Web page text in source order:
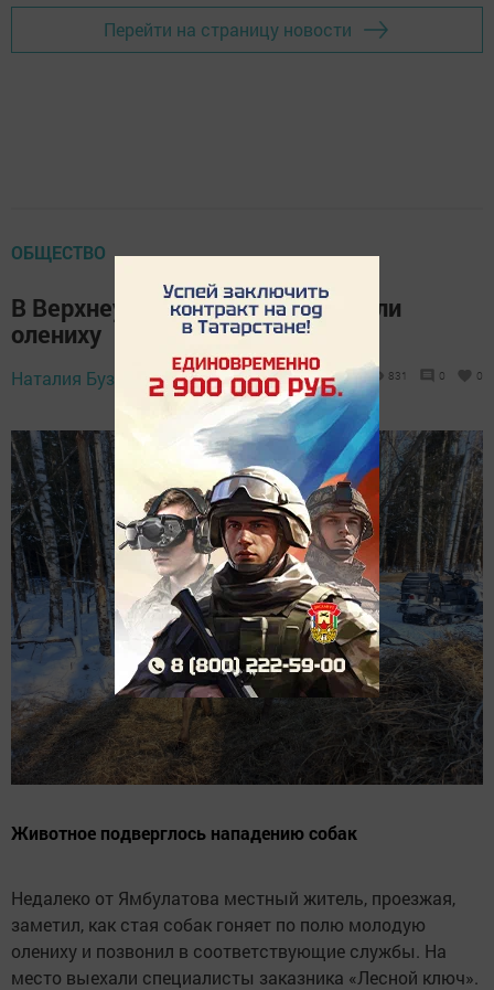
Перейти на страницу новости
ОБЩЕСТВО
В Верхнеуслонском районе спасли
олениху
Наталия Бузунова, 22 февраля 2025 -
09:01
831 0 0
Животное подверглось нападению собак
Недалеко от Ямбулатова местный житель, проезжая,
заметил, как стая собак гоняет по полю молодую
олениху и позвонил в соответствующие службы. На
место выехали специалисты заказника «Лесной ключ».